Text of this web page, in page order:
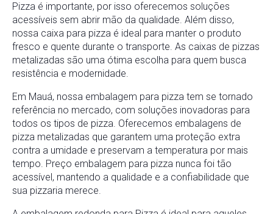
Pizza é importante, por isso oferecemos soluções
acessíveis sem abrir mão da qualidade. Além disso,
nossa caixa para pizza é ideal para manter o produto
fresco e quente durante o transporte. As caixas de pizzas
metalizadas são uma ótima escolha para quem busca
resistência e modernidade.
Em Mauá, nossa embalagem para pizza tem se tornado
referência no mercado, com soluções inovadoras para
todos os tipos de pizza. Oferecemos embalagens de
pizza metalizadas que garantem uma proteção extra
contra a umidade e preservam a temperatura por mais
tempo. Preço embalagem para pizza nunca foi tão
acessível, mantendo a qualidade e a confiabilidade que
sua pizzaria merece.